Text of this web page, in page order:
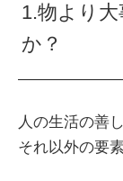
1.物より
か？
人の生活の善
それ以外の要